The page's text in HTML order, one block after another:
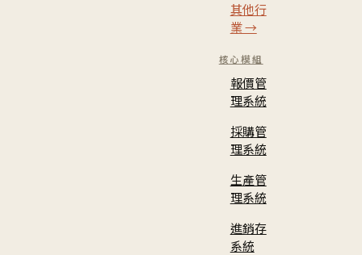
其他行
業 →
核心模組
報價管
理系統
採購管
理系統
生產管
理系統
進銷存
系統